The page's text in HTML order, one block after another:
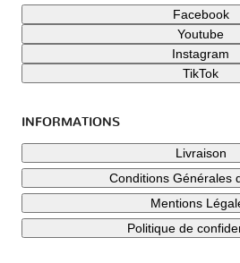
Facebook
Youtube
Instagram
TikTok
INFORMATIONS
Livraison
Conditions Générales
Mentions
Politique de